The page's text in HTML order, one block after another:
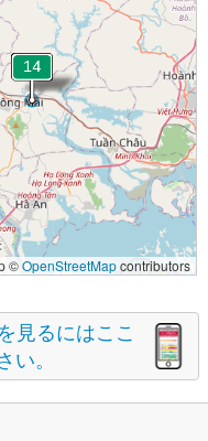
©OpenStreetMapcontributors
見るにはここ
。